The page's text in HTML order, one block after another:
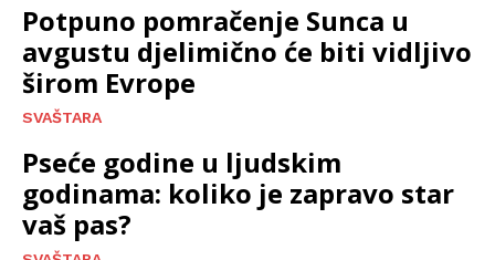
Potpuno pomračenje Sunca u
avgustu djelimično će biti vidljivo
širom Evrope
SVAŠTARA
Pseće godine u ljudskim
godinama: koliko je zapravo star
vaš pas?